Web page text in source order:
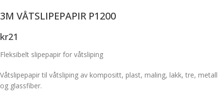
3M VÅTSLIPEPAPIR P1200
kr21
Fleksibelt slipepapir for våtsliping
Våtslipepapir til våtsliping av kompositt, plast, maling, lakk, tre, metall
og glassfiber.